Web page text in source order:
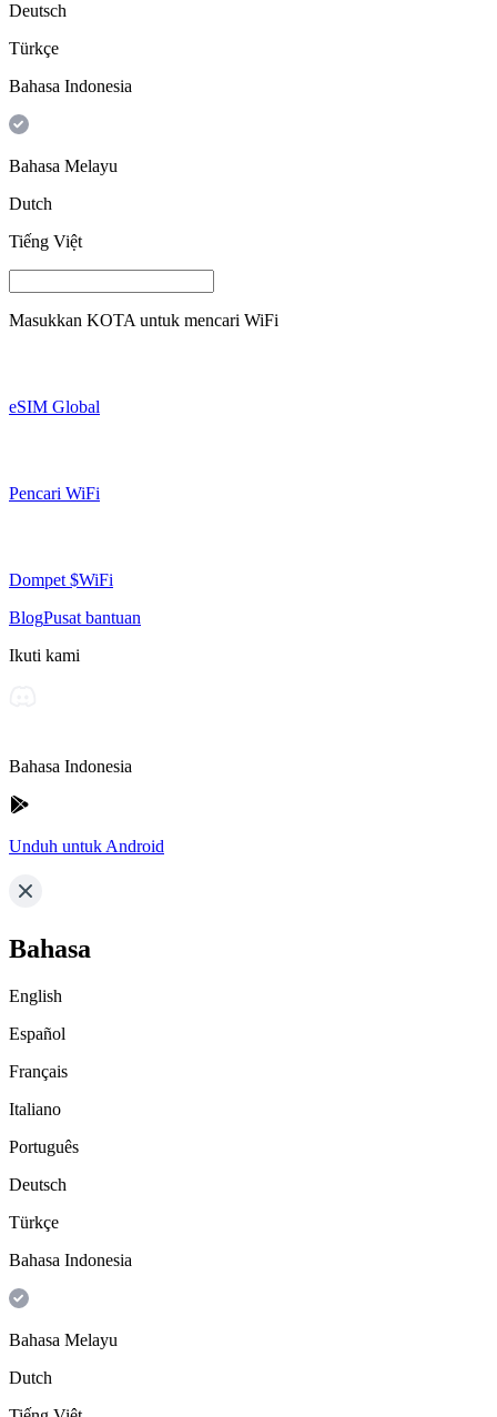
Deutsch
Türkçe
Bahasa Indonesia
Bahasa Melayu
Dutch
Tiếng Việt
Masukkan KOTA untuk mencari WiFi
eSIM Global
Pencari WiFi
Dompet $WiFi
BlogPusat bantuan
Ikuti kami
Bahasa Indonesia
Unduh untuk Android
Bahasa
English
Español
Français
Italiano
Português
Deutsch
Türkçe
Bahasa Indonesia
Bahasa Melayu
Dutch